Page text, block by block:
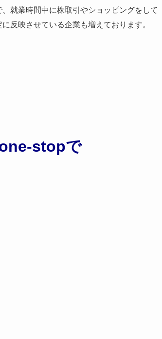
就業時間中に株取引やショッピングをして
反映させている企業も増えております。
stopで